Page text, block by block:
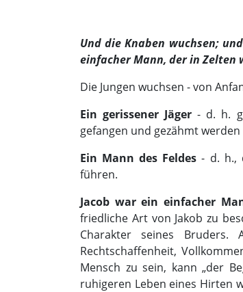
Und die Knaben wuchsen;
einfacher Mann, der in Zelten
Die Jungen wuchsen - von
Ein gerissener Jäger - d. h.
gefangen und gezähmt werden
Ein Mann des Feldes - d. h.,
führen.
Jacob war ein einfacher
friedliche Art von Jakob zu
Charakter seines Bruders.
Rechtschaffenheit,
Mensch zu sein, kann „der
ruhigeren Leben eines Hirten